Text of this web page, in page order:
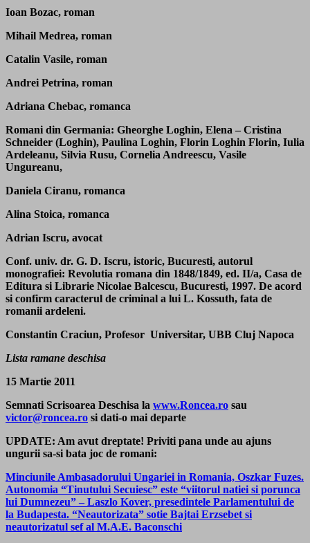
Ioan Bozac, roman
Mihail Medrea, roman
Catalin Vasile, roman
Andrei Petrina, roman
Adriana Chebac, romanca
Romani din Germania: Gheorghe Loghin, Elena – Cristina
Schneider (Loghin), Paulina Loghin, Florin Loghin Florin, Iulia
Ardeleanu, Silvia Rusu, Cornelia Andreescu, Vasile
Ungureanu,
Daniela Ciranu, romanca
Alina Stoica, romanca
Adrian Iscru, avocat
Conf. univ. dr. G. D. Iscru, istoric, Bucuresti, autorul
monografiei: Revolutia romana din 1848/1849, ed. II/a, Casa de
Editura si Librarie Nicolae Balcescu, Bucuresti, 1997. De acord
si confirm caracterul de criminal a lui L. Kossuth, fata de
romanii ardeleni.
Constantin Craciun, Profesor Universitar, UBB Cluj Napoca
Lista ramane deschisa
15 Martie 2011
Semnati Scrisoarea Deschisa la www.Roncea.ro sau
victor@roncea.ro si dati-o mai departe
UPDATE: Am avut dreptate! Priviti pana unde au ajuns
ungurii sa-si bata joc de romani:
Minciunile Ambasadorului Ungariei in Romania, Oszkar Fuzes.
Autonomia “Tinutului Secuiesc” este “viitorul natiei si porunca
lui Dumnezeu” – Laszlo Kover, presedintele Parlamentului de
la Budapesta. “Neautorizata” sotie Bajtai Erzsebet si
neautorizatul sef al M.A.E. Baconschi